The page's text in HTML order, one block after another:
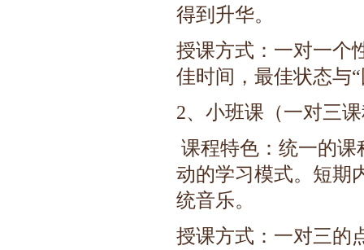
得到升华。
授课方式：一对一个
佳时间，最佳状态与
2、小班课（一对三
课程特色：统一的
动的学习模式。短期
统音乐。
授课方式：一对三的